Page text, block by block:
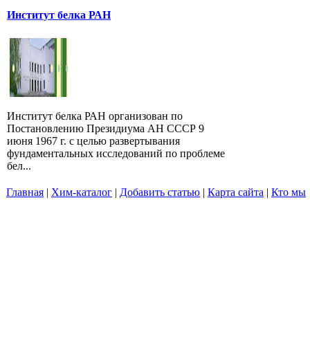
Институт белка РАН
Институт белка РАН организован по
Постановлению Президиума АН СССР 9
июня 1967 г. с целью развертывания
фундаментальных исследований по проблеме
бел...
Главная | Хим-каталог | Добавить статью | Карта сайта | Кто мы